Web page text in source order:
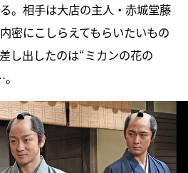
。相手は大店の主人・赤城堂藤
密にこしらえてもらいたいもの
し出したのは“ミカンの花の